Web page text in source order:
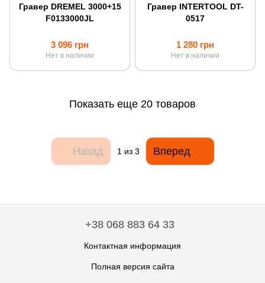
Гравер DREMEL 3000+15
F0133000JL
3 096 грн
Нет в наличии
Гравер INTERTOOL DT-
0517
1 280 грн
Нет в наличии
Показать еще 20 товаров
Назад 1 из 3 Вперед
+38 068 883 64 33
Контактная информация
Полная версия сайта